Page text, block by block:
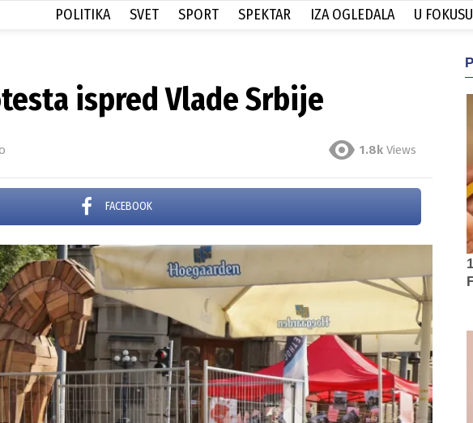
POLITIKA SVET SPORT SPEKTAR IZA OGLEDALA U FOKUSU
ispred Vlade Srbije
1.8k Views
FACEBOOK